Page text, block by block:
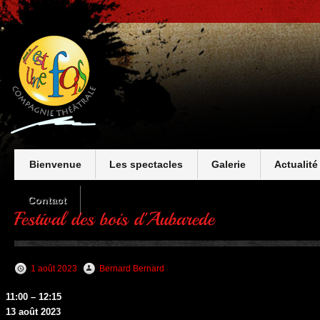
Bienvenue Les spectacles Galerie Actualité
Contact
1 août 2023 Bernard Bernard
11:00 – 12:15
13 août 2023